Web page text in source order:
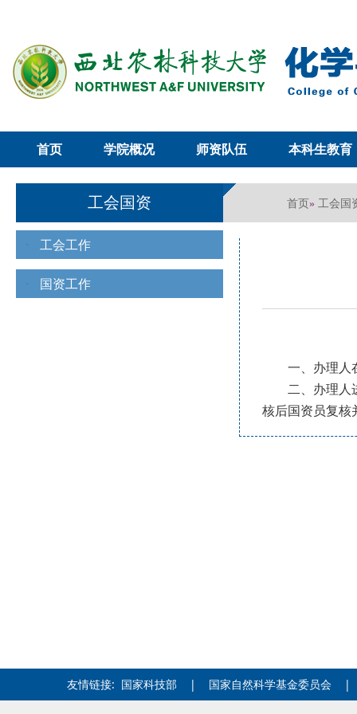
首页 学院概况 师资队伍 本科生教育
工会国资 首页» 工会国
工会工作
国资工作
一、办理人在
二、办理人进
核后国资员复核
友情链接: 国家科技部 | 国家自然科学基金委员会